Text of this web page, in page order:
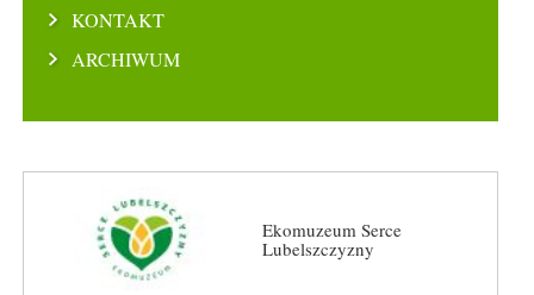
KONTAKT
ARCHIWUM
Ekomuzeum Serce
Lubelszczyzny